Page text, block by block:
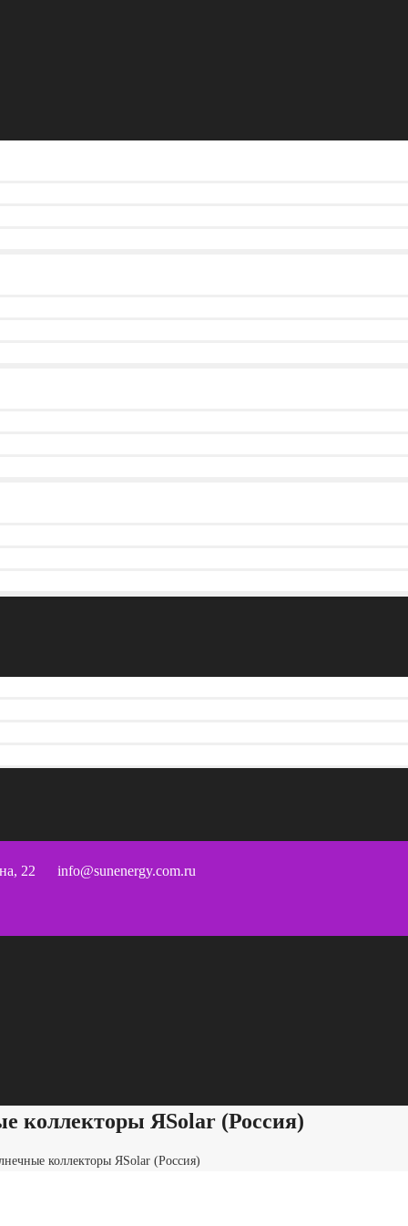
22 info@sunenergy.com.ru
коллекторы ЯSolar (Россия)
коллекторы ЯSolar (Россия)